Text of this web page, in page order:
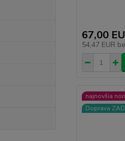
67,00
54,47 EUR
najnovšia
Doprava